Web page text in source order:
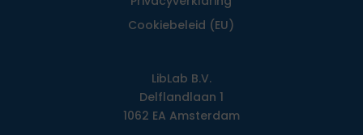
Cookiebeleid (EU)
LibLab B.V.
Delflandlaan 1
1062 EA Amsterdam